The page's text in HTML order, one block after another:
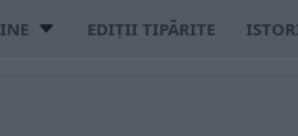
EDIȚII TIPĂRITE